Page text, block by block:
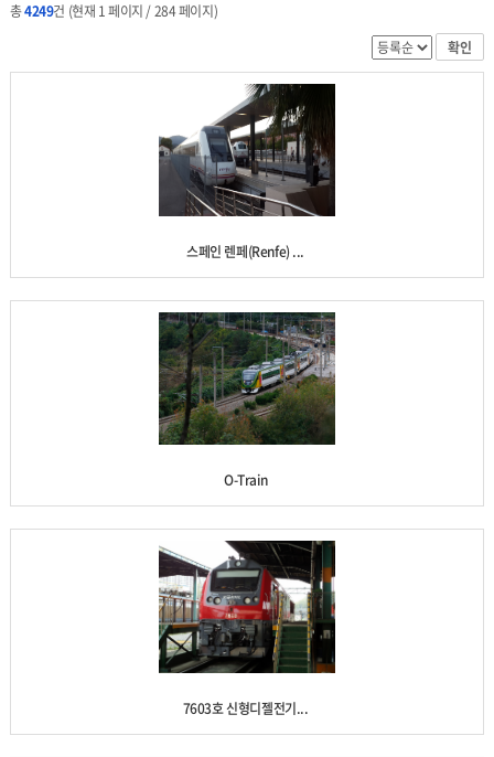
총4249건 (현재 1 페이지 / 284 페이지)
확인
스페인 렌페(Renfe) ...
O-Train
7603호 신형디젤전기...